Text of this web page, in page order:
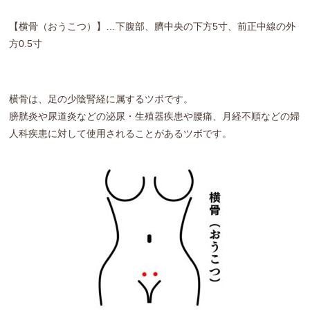
【横骨（おうこつ）】…下腹部、臍中央の下方5寸、前正中線の外
方0.5寸
横骨は、足の少陰腎経に属するツボです。
膀胱炎や尿道炎などの泌尿・生殖器疾患や腰痛、月経不順などの婦
人科疾患に対して使用されることがあるツボです。